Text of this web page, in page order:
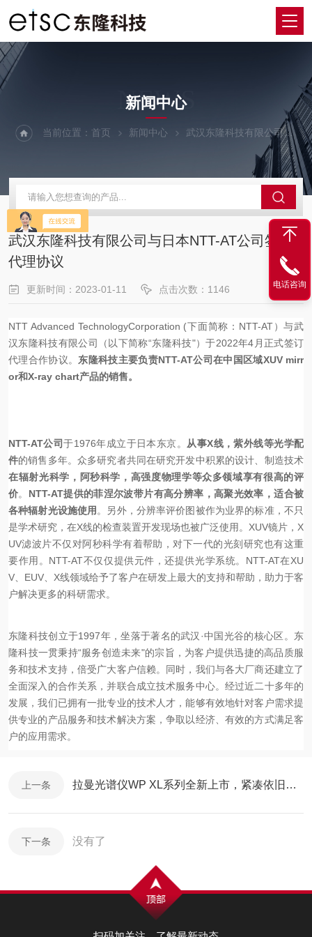
NEWS
新闻中心
当前位置：首页 新闻中心 武汉东隆科技有限公司与日本NTT-AT公司签署代理协议
武汉东隆科技有限公司与日本NTT-AT公司签署
代理协议
更新时间：2023-01-11 点击次数：1146
NTT Advanced TechnologyCorporation (下面简称： NTT-AT）与武
汉东隆科技有限公司（以下简称“东隆科技"）于2022年4 月正式签订
代理合作协议。 东隆科技主要负责NTT-AT公司在中国区域XUV mirr
or和X-ray chart产品的销售。
NTT-AT公司于1976年成立于日本东京。 从事X线，紫外线等光学配
件的销售多年。众多研究者共同在研究开发中积累的设计、制造技术
在辐射光科学，阿秒科学，高强度物理学等众多领域享有很高的评
价。 NTT-AT提供的菲涅尔波带片有高分辨率，高聚光效率，适合被
各种辐射光设施使用 。另外，分辨率评价图被作为业界的标准，不只
是学术研究，在X线的检查装置开发现场也被广泛使用。 XUV镜片， X
UV滤波片不仅对阿秒科学有着帮助，对下一代的光刻研究也有这重
要作用。 NTT-AT不仅仅提供元件，还提供光学系统。 NTT-AT在XU
V
EUV X线领域给予了客户在研发上最大的支持和帮助，助力于客
户解决更多的科研需求。
东隆科技创立于1997年，坐落于著名的武汉 ·中国光谷的核心区。东
隆科技一贯秉持“服务创造未来"的宗旨，为客户提供迅捷的高品质服
务和技术支持，倍受广大客户信赖。同时，我们与各大厂商还建立了
全面深入的合作关系，并联合成立技术服务中心。经过近二十多年的
发展，我们已拥有一批专业的技术人才，能够有效地针对客户需求提
供专业的产品服务和技术解决方案，争取以经济、有效的方式满足客
户的应用需求。
上一条 拉曼光谱仪WP XL系列全新上市，紧凑依旧是最大卖点
下一条 没有了
电话咨询